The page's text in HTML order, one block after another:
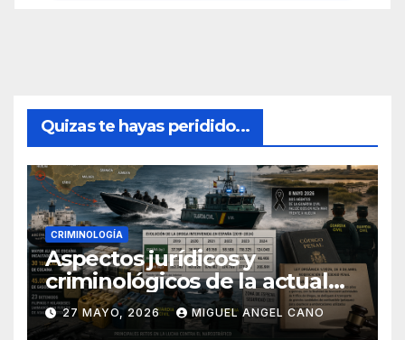
Quizas te hayas peridido...
CRIMINOLOGÍA
Aspectos jurídicos y
criminológicos de la actual
lucha contra el narcotráfico
en el sur de España
27 MAYO, 2026 MIGUEL ANGEL CANO